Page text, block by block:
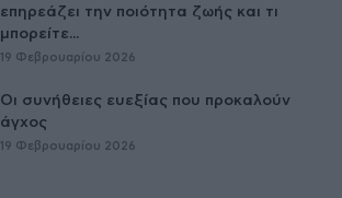
επηρεάζει την ποιότητα ζωής και τι
μπορείτε...
19 Φεβρουαρίου 2026
Οι συνήθειες ευεξίας που προκαλούν
άγχος
19 Φεβρουαρίου 2026